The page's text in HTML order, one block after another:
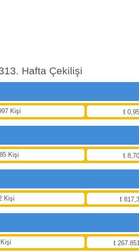
Hafta Çekilişi
Kişi
Kişi
Kişi